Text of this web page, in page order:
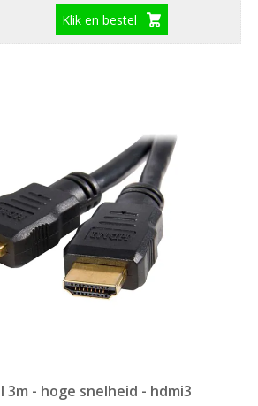
Klik en bestel
3m - hoge snelheid - hdmi3